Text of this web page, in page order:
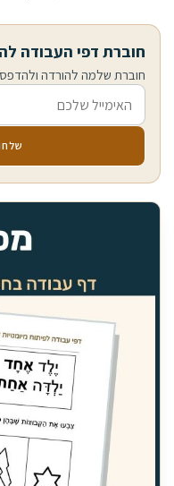
חוברת דפי העבודה
חוברת שלמה להורדה
אימייל